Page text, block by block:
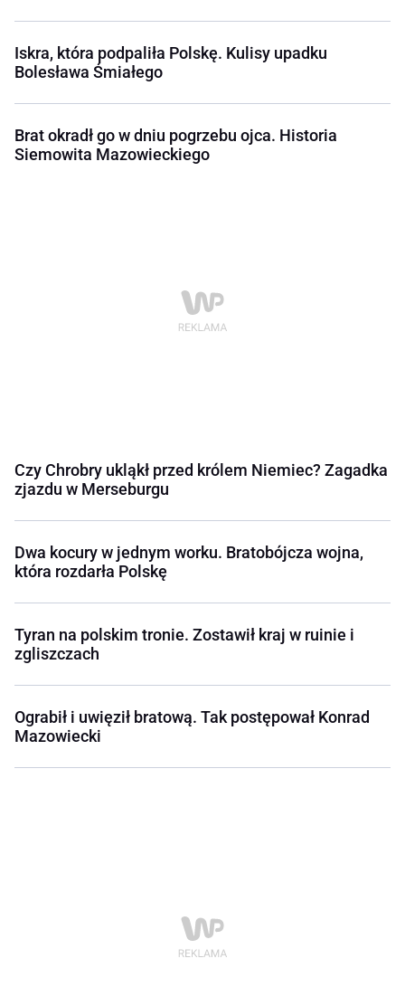
Iskra, która podpaliła Polskę. Kulisy upadku
Bolesława Śmiałego
Brat okradł go w dniu pogrzebu ojca. Historia
Siemowita Mazowieckiego
Czy Chrobry ukląkł przed królem Niemiec? Zagadka
zjazdu w Merseburgu
Dwa kocury w jednym worku. Bratobójcza wojna,
która rozdarła Polskę
Tyran na polskim tronie. Zostawił kraj w ruinie i
zgliszczach
Ograbił i uwięził bratową. Tak postępował Konrad
Mazowiecki